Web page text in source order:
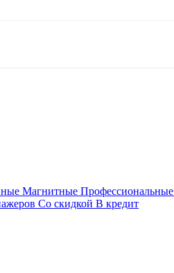
Магнитные Профессиональные
Со скидкой В кредит